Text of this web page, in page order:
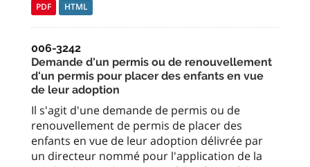
PDF HTML
006-3242
Demande d'un permis ou de renouvellement
d'un permis pour placer des enfants en vue
de leur adoption
Il s'agit d'une demande de permis ou de
renouvellement de permis de placer des
enfants en vue de leur adoption délivrée par
un directeur nommé pour l'application de la